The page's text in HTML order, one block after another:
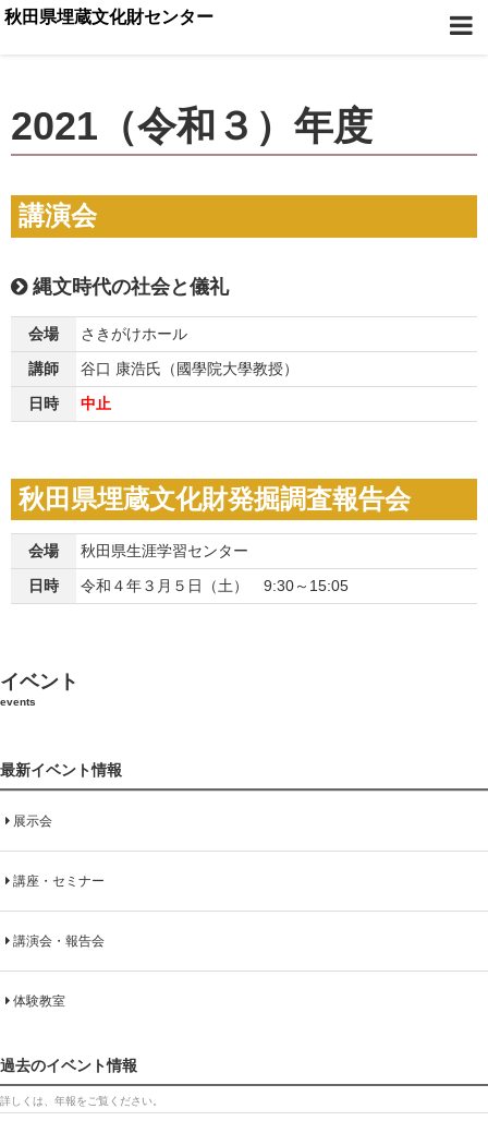
秋田県埋蔵文化財センター
2021（令和３）年度
講演会
縄文時代の社会と儀礼
会場
さきがけホール
講師
谷口 康浩氏（國學院大學教授）
日時
中止
秋田県埋蔵文化財発掘調査報告会
会場
秋田県生涯学習センター
日時
令和４年３月５日（土） 9:30～15:05
イベント
events
最新イベント情報
展示会
講座・セミナー
講演会・報告会
体験教室
過去のイベント情報
詳しくは、年報をご覧ください。